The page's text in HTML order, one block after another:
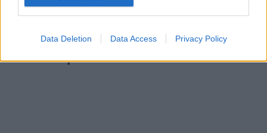
Data Deletion Data Access Privacy Policy
από την έναρξη του πολέμου.
Δείτε το βίντεο: